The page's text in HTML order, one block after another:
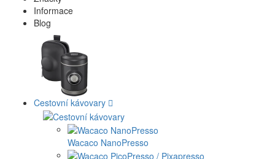
Informace
Blog
Cestovní kávovary
Wacaco NanoPresso